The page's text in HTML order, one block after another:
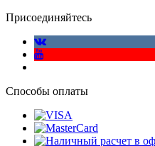
Присоединяйтесь
Способы оплаты